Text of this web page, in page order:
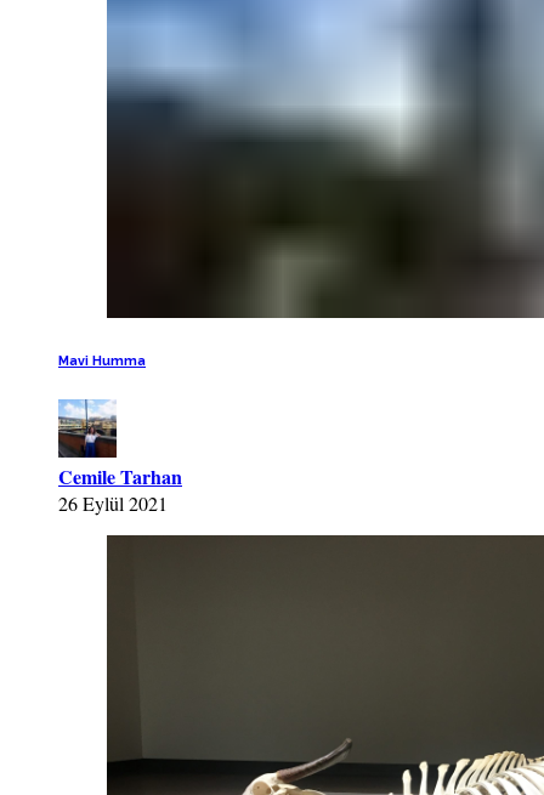
Mavi Humma
Cemile Tarhan
26 Eylül 2021